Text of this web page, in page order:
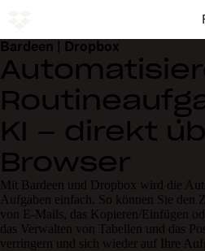
Bardeen | Dropbox
KI – direkt
Browser
Mit Bardeen und Dropbox wird die
Aufgaben einfach. So können Sie den
von E-Mails, das Kopieren/Einfügen
das Verwalten von Tabellen und das
verringern und sich wieder auf Ihre